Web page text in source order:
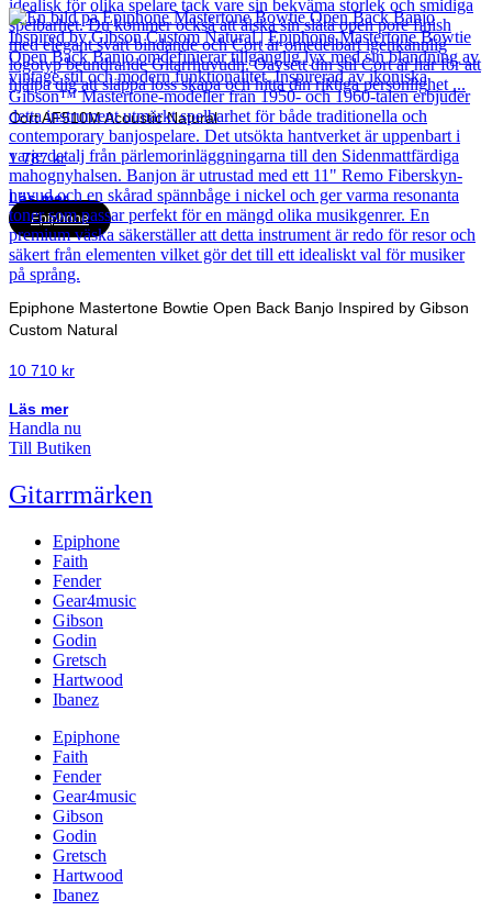
Cort AF510M Acoustic Natural
1 787kr
Läs mer
Epiphone
Epiphone Mastertone Bowtie Open Back Banjo Inspired by Gibson
Custom Natural
10 710 kr
Läs mer
Handla nu
Till Butiken
Gitarrmärken
Epiphone
Faith
Fender
Gear4music
Gibson
Godin
Gretsch
Hartwood
Ibanez
Epiphone
Faith
Fender
Gear4music
Gibson
Godin
Gretsch
Hartwood
Ibanez